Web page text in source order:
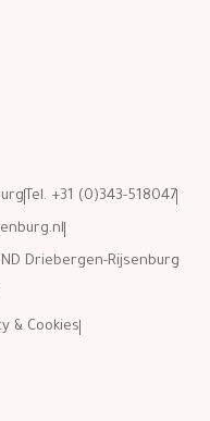
Tel. +31 (0)343-518047
Driebergen-Rijsenburg
& Cookies